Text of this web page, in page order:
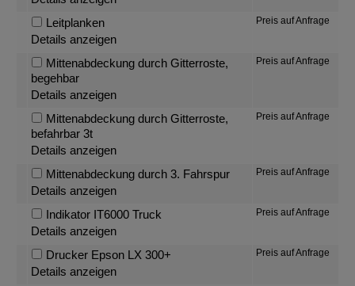
Leitplanken
Details anzeigen
Preis auf Anfrage
Mittenabdeckung durch Gitterroste,
begehbar
Details anzeigen
Preis auf Anfrage
Mittenabdeckung durch Gitterroste,
befahrbar 3t
Details anzeigen
Preis auf Anfrage
Mittenabdeckung durch 3. Fahrspur
Details anzeigen
Preis auf Anfrage
Indikator IT6000 Truck
Details anzeigen
Preis auf Anfrage
Drucker Epson LX 300+
Details anzeigen
Preis auf Anfrage